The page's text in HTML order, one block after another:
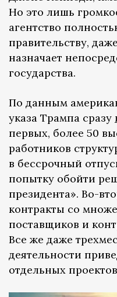
Но это лишь
агентство
правительству,
назначает
государства.
По данным
указа Трампа сразу
первых, более 50
работников
в бессрочный
попытку обойти
президента». Во-
контракты со
поставщиков и
Все же даже
деятельности
отдельных